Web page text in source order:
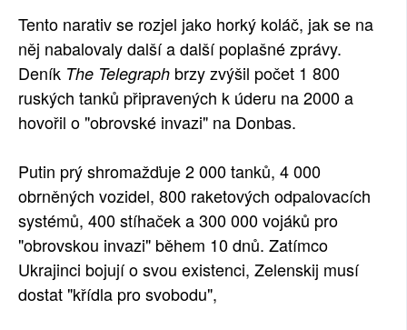
Tento narativ se rozjel jako horký koláč, jak se na
něj nabalovaly další a další poplašné zprávy.
Deník The Telegraph brzy zvýšil počet 1 800
ruských tanků připravených k úderu na 2000 a
hovořil o "obrovské invazi" na Donbas.
Putin prý shromažďuje 2 000 tanků, 4 000
obrněných vozidel, 800 raketových odpalovacích
systémů, 400 stíhaček a 300 000 vojáků pro
"obrovskou invazi" během 10 dnů. Zatímco
Ukrajinci bojují o svou existenci, Zelenskij musí
dostat "křídla pro svobodu",